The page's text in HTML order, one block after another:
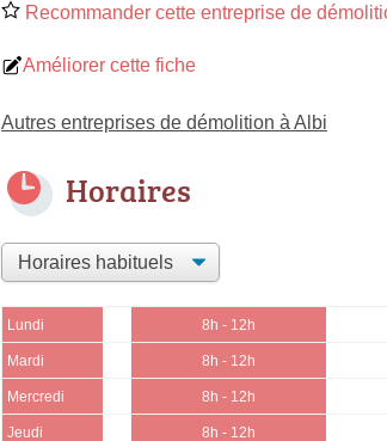
Recommander cette entreprise de
Améliorer cette fiche
Autres entreprises de démolition à Albi
Horaires
Lundi 8h - 12h
Mardi 8h - 12h
Mercredi 8h - 12h
Jeudi 8h - 12h